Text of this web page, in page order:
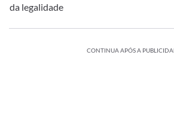
da legalidade
CONTINUA APÓS A